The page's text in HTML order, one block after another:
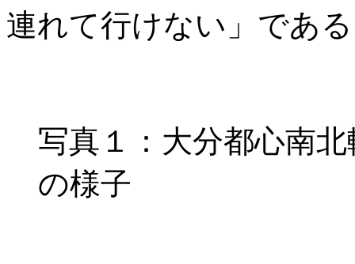
連れて行けない」であ
写真１：大分都心南
の様子